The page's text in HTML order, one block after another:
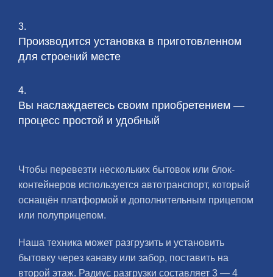
3.
Производится установка в приготовленном
для строений месте
4.
Вы наслаждаетесь своим приобретением —
процесс простой и удобный
Чтобы перевезти нескольких бытовок или блок-
контейнеров используется автотранспорт, который
оснащён платформой и дополнительным прицепом
или полуприцепом.
Наша техника может разгрузить и установить
бытовку через канаву или забор, поставить на
второй этаж. Радиус разгрузки составляет 3 — 4